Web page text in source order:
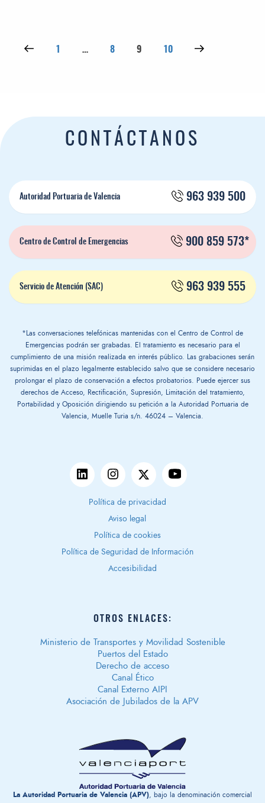
Paginación de entradas
Página anterior
Página
1 … Página
8 Página
9 Página
10 Siguiente página
CONTÁCTANOS
Autoridad Portuaria de Valencia 963 939 500
Centro de Control de Emergencias 900 859 573*
Servicio de Atención (SAC) 963 939 555
*Las conversaciones telefónicas mantenidas con el Centro de Control de
Emergencias podrán ser grabadas. El tratamiento es necesario para el
cumplimiento de una misión realizada en interés público. Las grabaciones serán
suprimidas en el plazo legalmente establecido salvo que se considere necesario
prolongar el plazo de conservación a efectos probatorios. Puede ejercer sus
derechos de Acceso, Rectificación, Supresión, Limitación del tratamiento,
Portabilidad y Oposición dirigiendo su petición a la Autoridad Portuaria de
Valencia, Muelle Turia s/n. 46024 – Valencia.
Política de privacidad
Aviso legal
Política de cookies
Política de Seguridad de Información
Accesibilidad
OTROS ENLACES:
Ministerio de Transportes y Movilidad Sostenible
Puertos del Estado
Derecho de acceso
Canal Ético
Canal Externo AIPI
Asociación de Jubilados de la APV
La Autoridad Portuaria de Valencia (APV) , bajo la denominación comercial